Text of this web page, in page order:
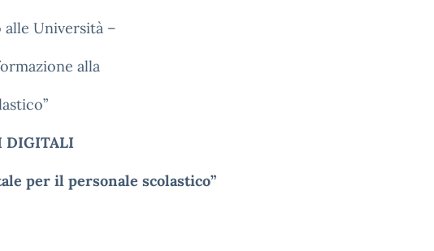
Università –
alla
DIGITALI
per il personale scolastico”